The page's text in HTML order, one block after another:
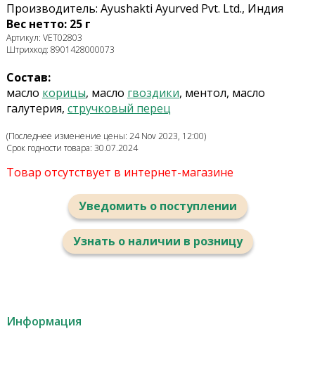
Производитель: Ayushakti Ayurved Pvt. Ltd., Индия
Вес нетто: 25 г
Артикул: VET02803
Штрихкод: 8901428000073
Состав:
масло корицы, масло гвоздики, ментол, масло
галутерия, стручковый перец
(Последнее изменение цены: 24 Nov 2023, 12:00)
Срок годности товара: 30.07.2024
Товар отсутствует в интернет-магазине
Уведомить о поступлении
Узнать о наличии в розницу
Информация